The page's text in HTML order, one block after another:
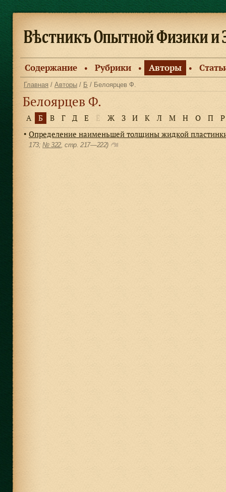
Содержание ● Рубрики ● Авторы ●
Главная / Авторы / Б / Белоярцев Ф.
Белоярцев Ф.
А Б В Г Д Е Ё Ж З И К Л М Н О П Р
● Определение наименьшей толщины жидкой
173; № 322, cтр. 217—222)